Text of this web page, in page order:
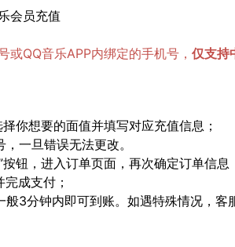
会员充值
或QQ音乐APP内绑定的手机号， 仅支持
你想要的面值并填写对应充值信息；
一旦错误无法更改。
按钮，进入订单页面，再次确定订单信息
成支付；
般3分钟内即可到账。如遇特殊情况，